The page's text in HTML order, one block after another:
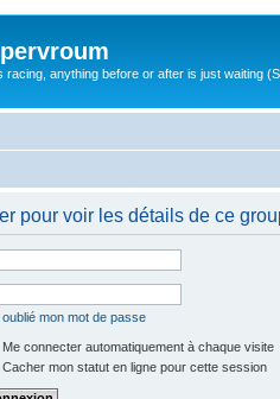
racing, anything before or after is just waiting
pour voir les détails de ce
oublié mon mot de passe
Me connecter automatiquement à chaque visite
Cacher mon statut en ligne pour cette session